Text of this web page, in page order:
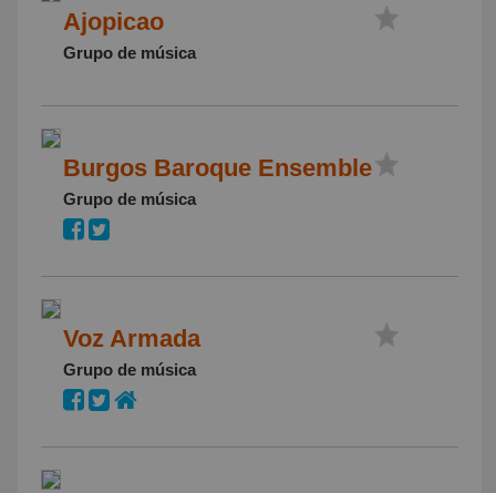
Ajopicao
Grupo de música
Burgos Baroque Ensemble
Grupo de música
Voz Armada
Grupo de música